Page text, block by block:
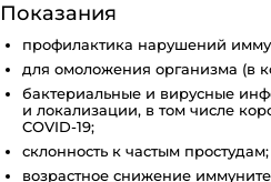
Показания
профилактика нарушений
для омоложения организма (в
бактериальные и вирусные
и локализации, в том числе
COVID-19;
склонность к частым простудам;
возрастное снижение